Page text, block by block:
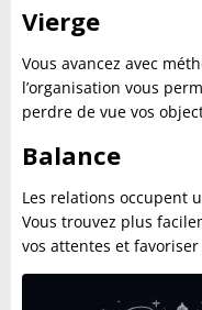
Vierge
Vous avancez avec
l’organisation vous
perdre de vue vos
Balance
Les relations occupent
Vous trouvez plus
vos attentes et